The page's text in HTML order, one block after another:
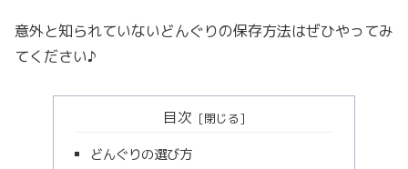
意外と知られていないどんぐりの保存方法はぜひやってみ
てください♪
目次
どんぐりの選び方